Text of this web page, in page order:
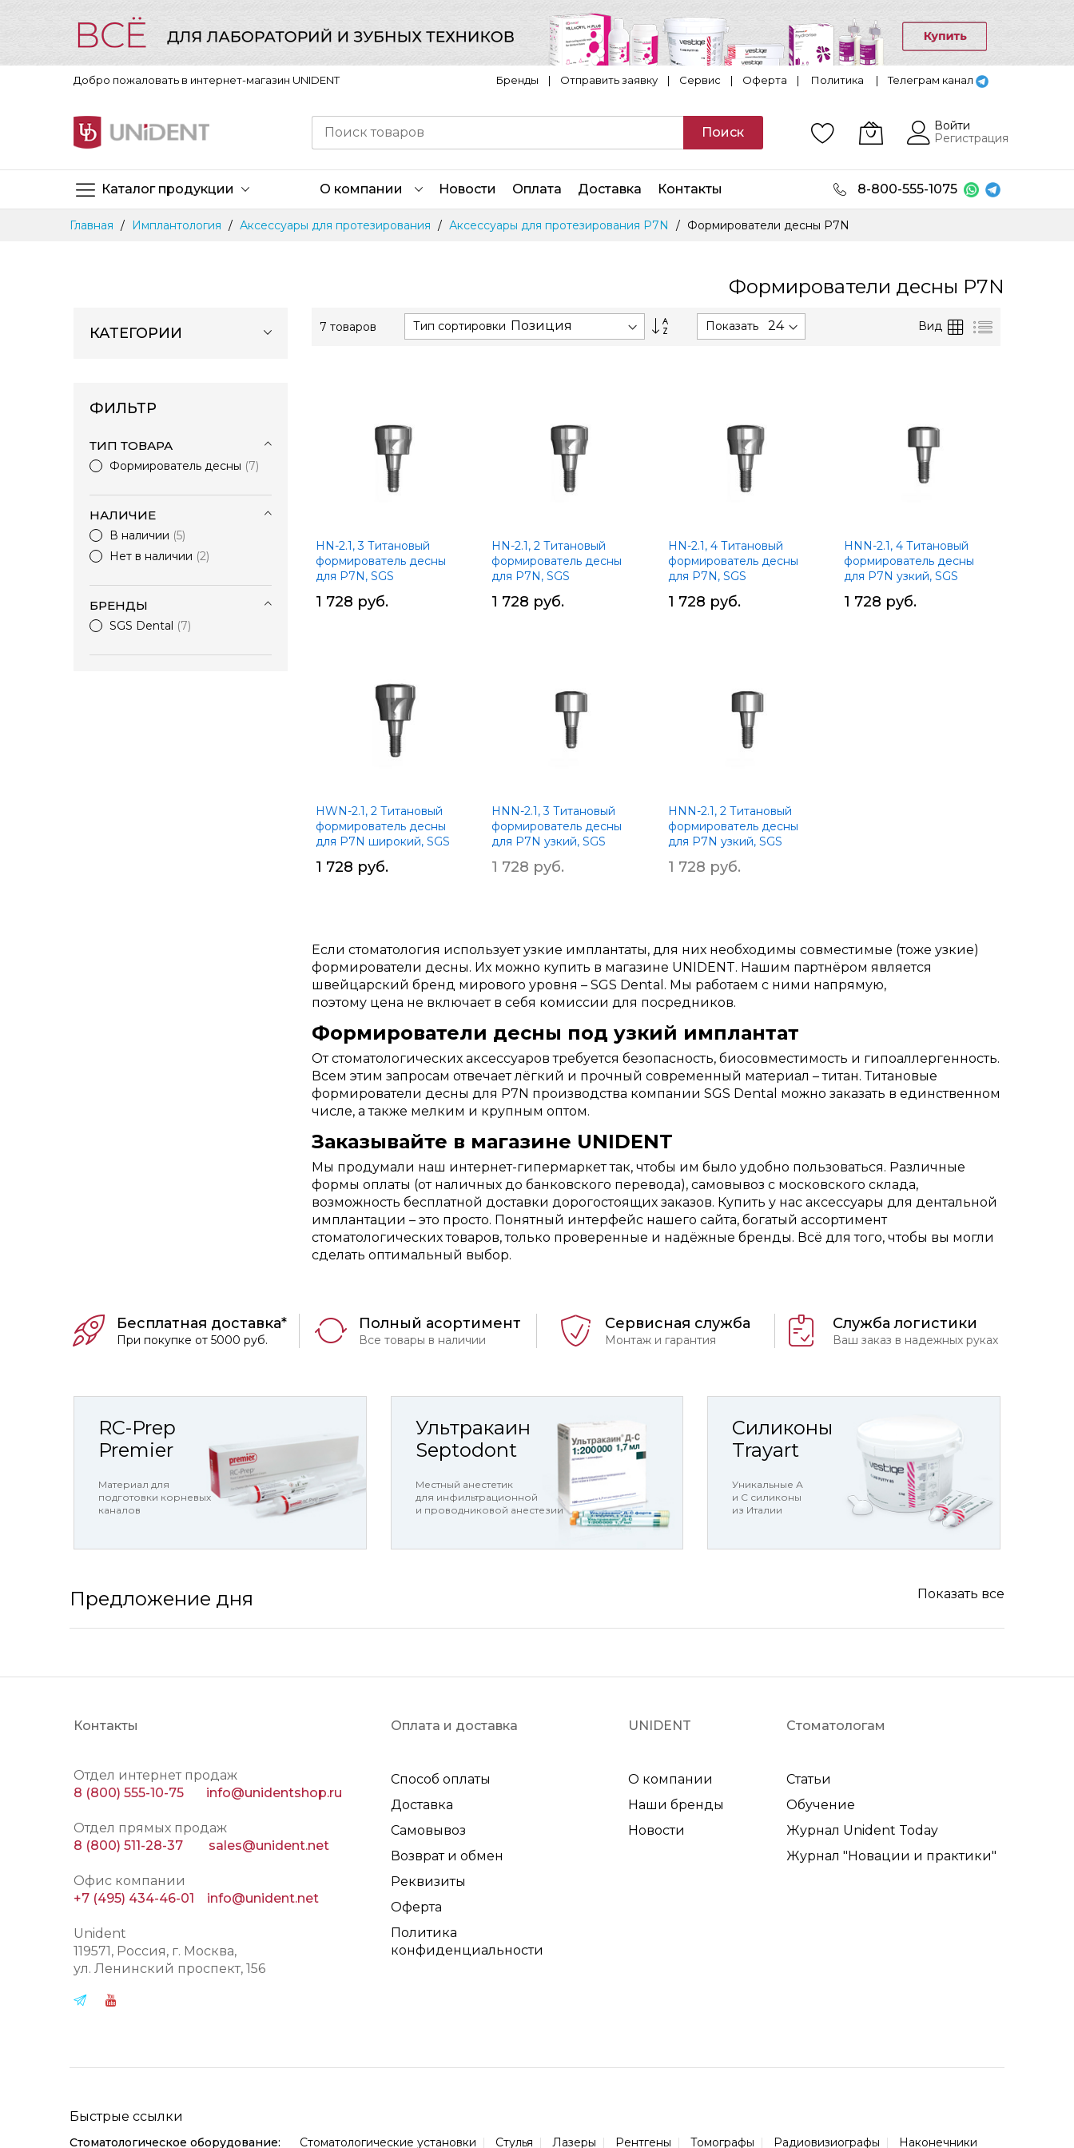
Добро пожаловать в интернет-магазин UNIDENT Бренды | Отправить заявку| Сервис | Оферта | Политика |Телеграм канал
Каталог продукции
Поиск
Войти
Регистрация
О компании Новости Оплата Доставка Контакты
8-800-555-1075
Главная Имплантология Аксессуары для протезирования Аксессуары для протезирования P7N Формирователи десны P7N
Формирователи десны P7N
7 товаров Тип сортировки
Сортируется
по
Показать Вид СеткаСписок
HN-2.1, 3 Титановый
формирователь десны
для P7N, SGS
1 728 руб.
HN-2.1, 2 Титановый
формирователь десны
для P7N, SGS
1 728 руб.
HN-2.1, 4 Титановый
формирователь десны
для P7N, SGS
1 728 руб.
HNN-2.1, 4 Титановый
формирователь десны
для P7N узкий, SGS
1 728 руб.
HWN-2.1, 2 Титановый
формирователь десны
для P7N широкий, SGS
1 728 руб.
HNN-2.1, 3 Титановый
формирователь десны
для P7N узкий, SGS
1 728 руб.
HNN-2.1, 2 Титановый
формирователь десны
для P7N узкий, SGS
1 728 руб.
Если стоматология использует узкие имплантаты, для них необходимы совместимые (тоже узкие)
формирователи десны. Их можно купить в магазине UNIDENT. Нашим партнёром является
швейцарский бренд мирового уровня – SGS Dental. Мы работаем с ними напрямую,
поэтому цена не включает в себя комиссии для посредников.
Формирователи десны под узкий имплантат
От стоматологических аксессуаров требуется безопасность, биосовместимость и гипоаллергенность.
Всем этим запросам отвечает лёгкий и прочный современный материал – титан. Титановые
формирователи десны для P7N производства компании SGS Dental можно заказать в единственном
числе, а также мелким и крупным оптом.
Заказывайте в магазине UNIDENT
Мы продумали наш интернет-гипермаркет так, чтобы им было удобно пользоваться. Различные
формы оплаты (от наличных до банковского перевода), самовывоз с московского склада,
возможность бесплатной доставки дорогостоящих заказов. Купить у нас аксессуары для дентальной
имплантации – это просто. Понятный интерфейс нашего сайта, богатый ассортимент
стоматологических товаров, только проверенные и надёжные бренды. Всё для того, чтобы вы могли
сделать оптимальный выбор.
КАТЕГОРИИ
ФИЛЬТР
ТИП ТОВАРА
Формирователь десны 7
НАЛИЧИЕ
В наличии 5
Нет в наличии 2
БРЕНДЫ
SGS Dental 7
Бесплатная доставка*
При покупке от 5000 руб.
Полный асортимент
Все товары в наличии
Сервисная служба
Монтаж и гарантия
Служба логистики
Ваш заказ в надежных руках
RC-Prep
Premier
Материал для
подготовки корневых
каналов
Ультракаин
Septodont
Местный анестетик
для инфильтрационной
и проводниковой анестезии
Силиконы
Trayart
Уникальные А
и С силиконы
из Италии
Предложение дня Показать все
Контакты
Отдел интернет продаж
8 (800) 555-10-75
info@unidentshop.ru
Отдел прямых продаж
8 (800) 511-28-37
sales@unident.net
Офис компании
+7 (495) 434-46-01
info@unident.net
Unident
119571, Россия, г. Москва,
ул. Ленинский проспект, 156
Оплата и доставка
Способ оплаты
Доставка
Самовывоз
Возврат и обмен
Реквизиты
Оферта
Политика
конфиденциальности
UNIDENT
О компании
Наши бренды
Новости
Стоматологам
Статьи
Обучение
Журнал Unident Today
Журнал "Новации и практики"
Быстрые ссылки
Стоматологическое оборудование: Стоматологические установки Стулья Лазеры Рентгены Томографы Радиовизиографы Наконечники